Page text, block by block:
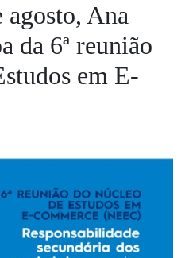
agosto, Ana
da 6ª reunião
em E-